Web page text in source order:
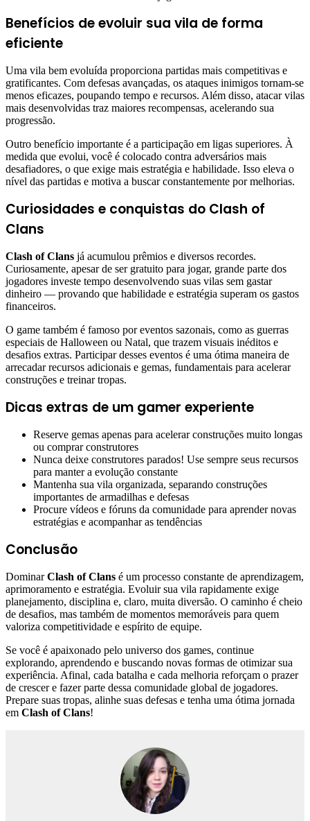
Benefícios de evoluir sua vila de forma
eficiente
Uma vila bem evoluída proporciona partidas mais competitivas e
gratificantes. Com defesas avançadas, os ataques inimigos tornam-se
menos eficazes, poupando tempo e recursos. Além disso, atacar vilas
mais desenvolvidas traz maiores recompensas, acelerando sua
progressão.
Outro benefício importante é a participação em ligas superiores. À
medida que evolui, você é colocado contra adversários mais
desafiadores, o que exige mais estratégia e habilidade. Isso eleva o
nível das partidas e motiva a buscar constantemente por melhorias.
Curiosidades e conquistas do Clash of
Clans
Clash of Clans já acumulou prêmios e diversos recordes.
Curiosamente, apesar de ser gratuito para jogar, grande parte dos
jogadores investe tempo desenvolvendo suas vilas sem gastar
dinheiro — provando que habilidade e estratégia superam os gastos
financeiros.
O game também é famoso por eventos sazonais, como as guerras
especiais de Halloween ou Natal, que trazem visuais inéditos e
desafios extras. Participar desses eventos é uma ótima maneira de
arrecadar recursos adicionais e gemas, fundamentais para acelerar
construções e treinar tropas.
Dicas extras de um gamer experiente
Reserve gemas apenas para acelerar construções muito longas
ou comprar construtores
Nunca deixe construtores parados! Use sempre seus recursos
para manter a evolução constante
Mantenha sua vila organizada, separando construções
importantes de armadilhas e defesas
Procure vídeos e fóruns da comunidade para aprender novas
estratégias e acompanhar as tendências
Conclusão
DominarClash of Clans é um processo constante de aprendizagem,
aprimoramento e estratégia. Evoluir sua vila rapidamente exige
planejamento, disciplina e, claro, muita diversão. O caminho é cheio
de desafios, mas também de momentos memoráveis para quem
valoriza competitividade e espírito de equipe.
Se você é apaixonado pelo universo dos games, continue
explorando, aprendendo e buscando novas formas de otimizar sua
experiência. Afinal, cada batalha e cada melhoria reforçam o prazer
de crescer e fazer parte dessa comunidade global de jogadores.
Prepare suas tropas, alinhe suas defesas e tenha uma ótima jornada
em Clash of Clans!